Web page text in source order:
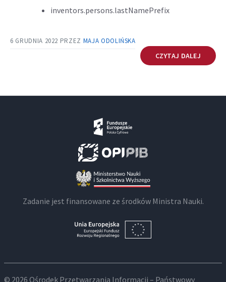
inventors.persons.lastNamePrefix
6 GRUDNIA 2022 PRZEZ MAJA ODOLIŃSKA
CZYTAJ DALEJ
Zadanie jest finansowane ze środków Ministra Nauki.
© 2026 Ośrodek Przetwarzania Informacji – Państwowy